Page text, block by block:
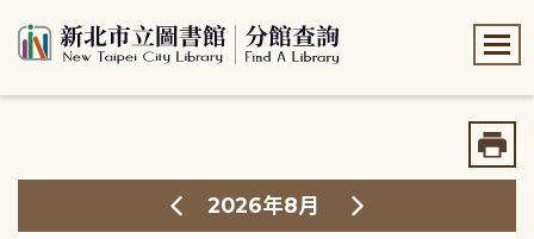
2026年8月